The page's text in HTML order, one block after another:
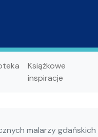
Książkowe
inspiracje
malarzy